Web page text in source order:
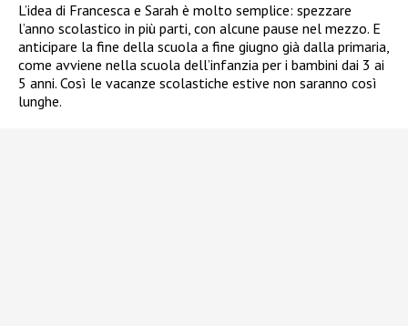
L’idea di Francesca e Sarah è molto semplice: spezzare
l’anno scolastico in più parti, con alcune pause nel mezzo. E
anticipare la fine della scuola a fine giugno già dalla primaria,
come avviene nella scuola dell’infanzia per i bambini dai 3 ai
5 anni. Così le vacanze scolastiche estive non saranno così
lunghe.